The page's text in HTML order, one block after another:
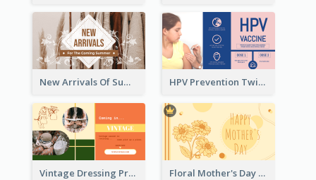
New Arrivals Of Summer Clothes Twitter Post With White Decorations HPV Prevention Twitter Post
Vintage Dressing Promote Twitter Post Floral Mother's Day Twitter Post In Yellow Colour Tone